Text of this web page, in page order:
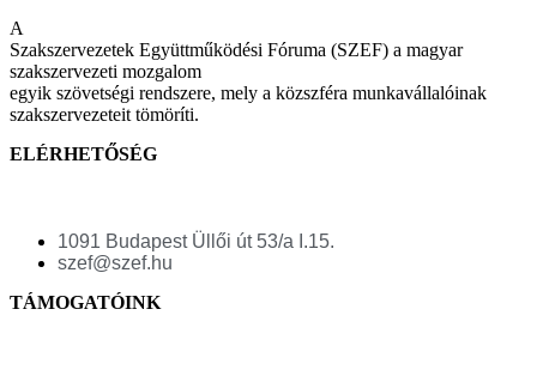
A
Szakszervezetek Együttműködési Fóruma (SZEF) a magyar
szakszervezeti mozgalom
egyik szövetségi rendszere, mely a közszféra munkavállalóinak
szakszervezeteit tömöríti.
ELÉRHETŐSÉG
1091 Budapest Üllői út 53/a I.15.
szef@szef.hu
TÁMOGATÓINK